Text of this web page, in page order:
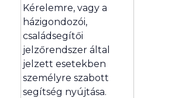
Kérelemre, vagy a
házigondozói,
családsegítői
jelzőrendszer által
jelzett esetekben
személyre szabott
segítség nyújtása.